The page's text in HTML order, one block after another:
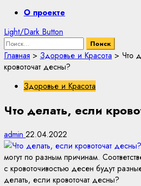
PrimaryО проекте
Light/Dark Button
Найти:
Главная > Здоровье и Красота > Что
кровоточат десны?
Здоровье и Красота
Что делать, если
admin 22.04.2022
могут по разным причинам.
с кровоточивостью десен будут
делать, если кровоточат десны?